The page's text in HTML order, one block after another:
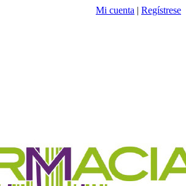
Mi cuenta | Regístrese